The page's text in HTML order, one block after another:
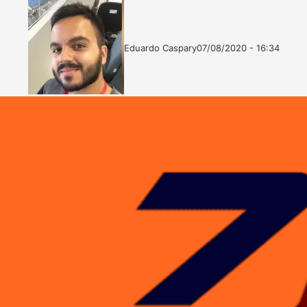
Eduardo CasparyFollow
Mande
07/08/2020 - 16:34